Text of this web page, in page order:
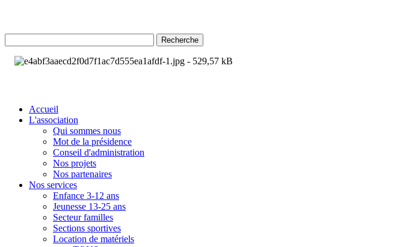
Recherche
Accueil
L'association
Qui sommes nous
Mot de la présidence
Conseil d'administration
Nos projets
Nos partenaires
Nos services
Enfance 3-12 ans
Jeunesse 13-25 ans
Secteur familles
Sections sportives
Location de matériels